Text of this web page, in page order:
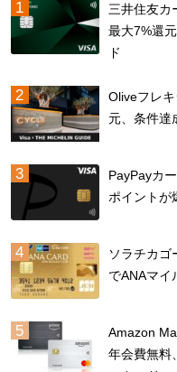
三井住友カ
最大7%還
ド
Oliveフレ
元、条件達
PayPayカ
ポイントが
ソラチカゴ
でANAマイ
Amazon
年会費無料